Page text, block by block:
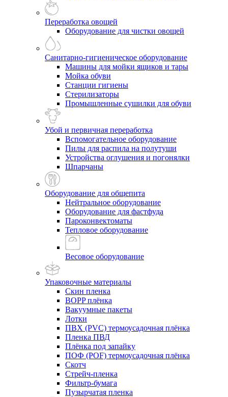
Переработка овощей
Оборудование для чистки овощей
Санитарно-гигиеническое оборудование
Машины для мойки ящиков и тары
Мойка обуви
Станции гигиены
Стерилизаторы
Промышленные сушилки для обуви
Убой и первичная переработка
Вспомогательное оборудование
Пилы для распила на полутуши
Устройства оглушения и погонялки
Шпарчаны
Оборудование для общепита
Нейтральное оборудование
Оборудование для фастфуда
Пароконвектоматы
Тепловое оборудование
Весовое оборудование
Упаковочные материалы
Скин пленка
BOPP плёнка
Вакуумные пакеты
Лотки
ПВХ (PVC) термоусадочная плёнка
Пленка ПВД
Плёнка под запайку
ПОФ (POF) термоусадочная плёнка
Скотч
Стрейч-пленка
Фильтр-бумага
Пузырчатая пленка